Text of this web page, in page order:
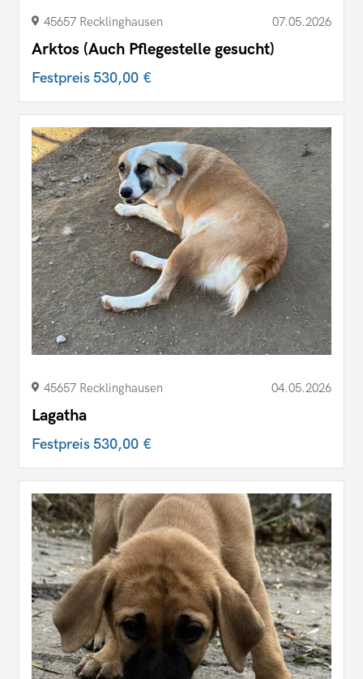
45657 Recklinghausen 07.05.2026
Arktos (Auch Pflegestelle gesucht)
Festpreis530,00 €
45657 Recklinghausen 04.05.2026
Lagatha
Festpreis530,00 €